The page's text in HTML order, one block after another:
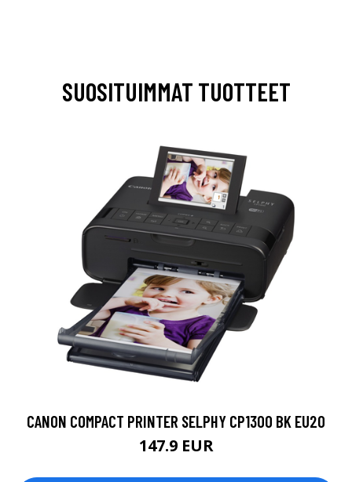
SUOSITUIMMAT TUOTTEET
CANON COMPACT PRINTER SELPHY CP1300 BK EU20
147.9 EUR